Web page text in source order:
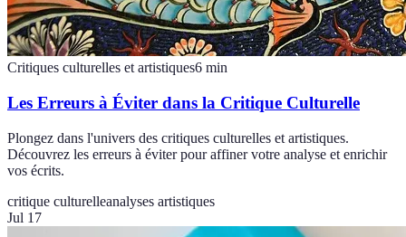
Critiques culturelles et artistiques6 min
Les Erreurs à Éviter dans la Critique Culturelle
Plongez dans l'univers des critiques culturelles et artistiques.
Découvrez les erreurs à éviter pour affiner votre analyse et enrichir
vos écrits.
critique culturelleanalyses artistiques
Jul 17